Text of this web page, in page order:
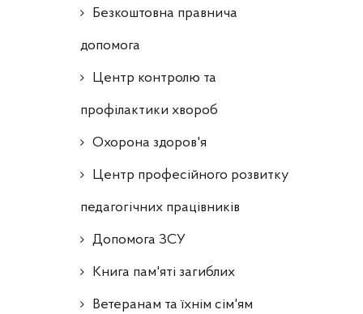
Безкоштовна правнича
допомога
Центр контролю та
профілактики хвороб
Охорона здоров'я
Центр професійного розвитку
педагогічних працівників
Допомога ЗСУ
Книга пам'яті загиблих
Ветеранам та їхнім сім'ям